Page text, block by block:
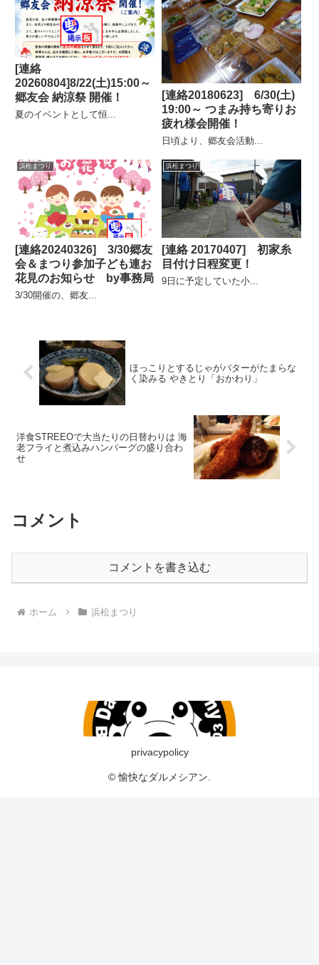
[連絡
20260804]8/22(土)15:00～
郷友会 納涼祭 開催！
夏のイベントとして恒...
[連絡20180623] 6/30(土)
19:00～ つまみ持ち寄りお
疲れ様会開催！
日頃より、郷友会活動...
浜松まつり
[連絡20240326] 3/30郷友
会＆まつり参加子ども連お
花見のお知らせ by事務局
3/30開催の、郷友...
浜松まつり
[連絡 20170407] 初家糸
目付け日程変更！
9日に予定していた小...
ほっこりとするじゃがバターがたまらな
く染みる やきとり「おかわり」
洋食STREEOで大当たりの日替わりは 海
老フライと煮込みハンバーグの盛り合わ
せ
コメント
コメントを書き込む
ホーム 浜松まつり
privacypolicy
© 愉快なダルメシアン.